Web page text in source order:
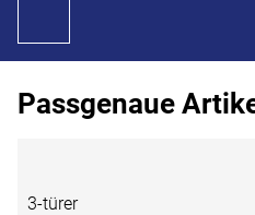
Passgenaue
3-türer